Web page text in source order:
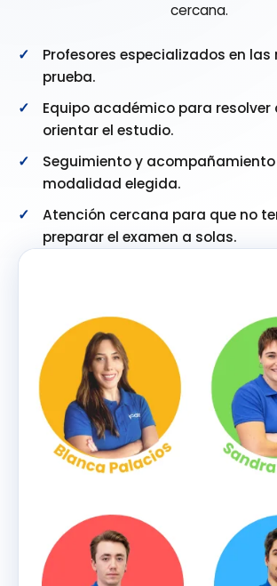
cercana.
Profesores especializados en
prueba.
Equipo académico para resolver
orientar el estudio.
Seguimiento y
modalidad elegida.
Atención cercana para que no
preparar el examen a solas.